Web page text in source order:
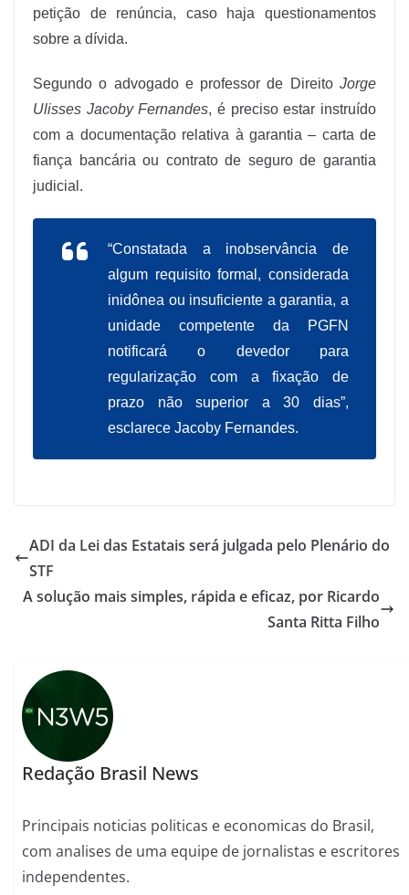
petição de renúncia, caso haja questionamentos
sobre a dívida.
Segundo o advogado e professor de Direito Jorge
Ulisses Jacoby Fernandes, é preciso estar instruído
com a documentação relativa à garantia – carta de
fiança bancária ou contrato de seguro de garantia
judicial.
“Constatada a inobservância de
algum requisito formal, considerada
inidônea ou insuficiente a garantia, a
unidade competente da PGFN
notificará o devedor para
regularização com a fixação de
prazo não superior a 30 dias”,
esclarece Jacoby Fernandes.
ADI da Lei das Estatais será julgada pelo Plenário do
STF
A solução mais simples, rápida e eficaz, por Ricardo
Santa Ritta Filho
Redação Brasil News
Principais noticias politicas e economicas do Brasil,
com analises de uma equipe de jornalistas e escritores
independentes.